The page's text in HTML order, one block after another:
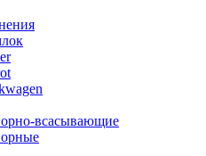
всасывающие